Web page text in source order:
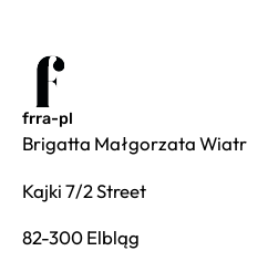
frra-pl
Brigatta Małgorzata Wiatr
Kajki 7/2 Street
82-300 Elbląg